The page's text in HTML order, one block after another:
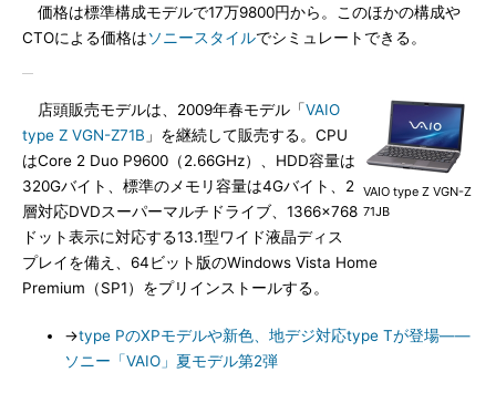
価格は標準構成モデルで17万9800円から。このほかの構成や
CTOによる価格はソニースタイルでシミュレートできる。
VAIO type Z VGN-Z
71JB
店頭販売モデルは、2009年春モデル「VAIO
type Z VGN-Z71B 」を継続して販売する。CPU
はCore 2 Duo P9600（2.66GHz）、HDD容量は
320Gバイト、標準のメモリ容量は4Gバイト、2
層対応DVDスーパーマルチドライブ、1366×768
ドット表示に対応する13.1型ワイド液晶ディス
プレイを備え、64ビット版のWindows Vista Home
Premium（SP1）をプリインストールする。
→type PのXPモデルや新色、地デジ対応type Tが登場――
ソニー「VAIO」夏モデル第2弾